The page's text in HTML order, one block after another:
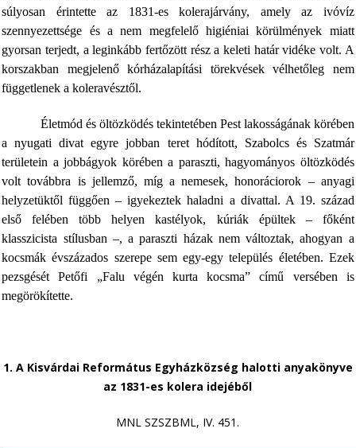
súlyosan érintette az 1831-es kolerajárvány, amely az ivóvíz
szennyezettsége és a nem megfelelő higiéniai körülmények miatt
gyorsan terjedt, a leginkább fertőzött rész a keleti határ vidéke volt. A
korszakban megjelenő kórházalapítási törekvések vélhetőleg nem
függetlenek a koleravésztől.
Életmód és öltözködés tekintetében Pest lakosságának körében
a nyugati divat egyre jobban teret hódított, Szabolcs és Szatmár
területein a jobbágyok körében a paraszti, hagyományos öltözködés
volt továbbra is jellemző, míg a nemesek, honoráciorok – anyagi
helyzetüktől függően – igyekeztek haladni a divattal. A 19. század
első felében több helyen kastélyok, kúriák épültek – főként
klasszicista stílusban –, a paraszti házak nem változtak, ahogyan a
kocsmák évszázados szerepe sem egy-egy település életében. Ezek
pezsgését
Petőfi „Falu végén kurta kocsma” című versében is
megörökítette.
1. A Kisvárdai Református Egyházközség halotti anyakönyve
az 1831-es kolera idejéből
MNL SZSZBML, IV. 451.